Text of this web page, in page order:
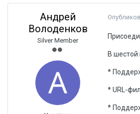
Андрей
Володенков
Silver Member
В
*
* URL-
*